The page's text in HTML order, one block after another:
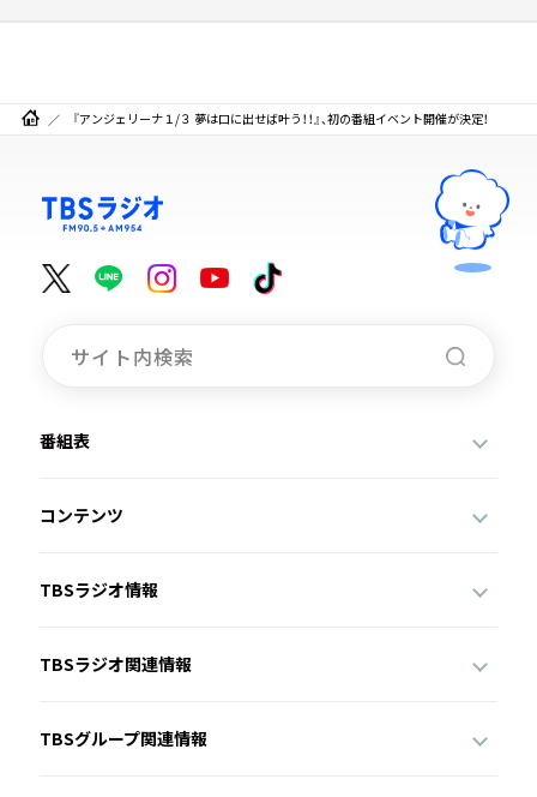
『アンジェリーナ１/３ 夢は口に出せば叶う！！』、初の番組イベント開催が決定！
番組表
コンテンツ
TBSラジオ情報
TBSラジオ関連情報
TBSグループ関連情報